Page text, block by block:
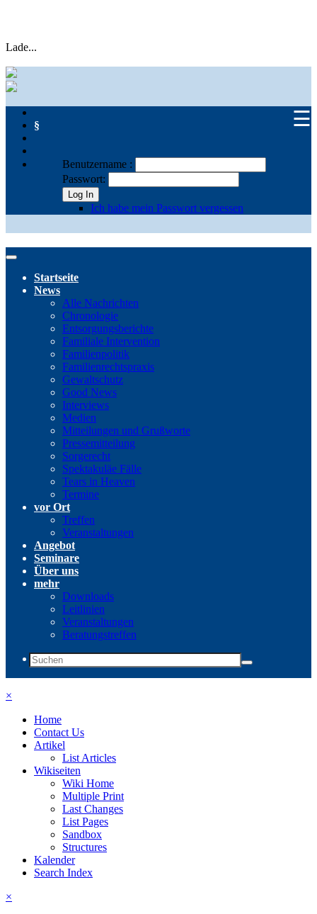
Lade...
☰
§
Benutzername :
Passwort:
Log In
Ich habe mein Passwort vergessen
Startseite
News
Alle Nachrichten
Chronologie
Entsorgungsberichte
Familiale Intervention
Familienpolitik
Familienrechtspraxis
Gewaltschutz
Good News
Interviews
Medien
Mitteilungen und Grußworte
Pressemitteilung
Sorgerecht
Spektakuläe Fälle
Tears in Heaven
Termine
vor Ort
Treffen
Veranstaltungen
Angebot
Seminare
Über uns
mehr
Downloads
Leitlinien
Veranstaltungen
Beratungstreffen
×
Home
Contact Us
Artikel
List Articles
Wikiseiten
Wiki Home
Multiple Print
Last Changes
List Pages
Sandbox
Structures
Kalender
Search Index
×